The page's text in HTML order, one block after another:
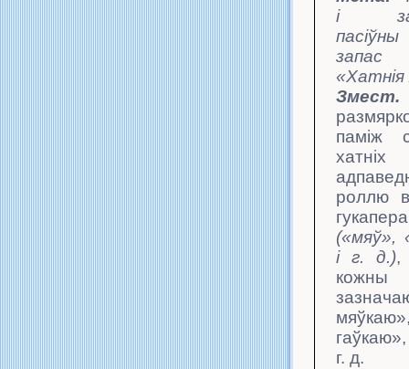
і
пасіўны
запас
Змест.
паміж
роллю
(«мяў»,
і г. д.),
г. д.